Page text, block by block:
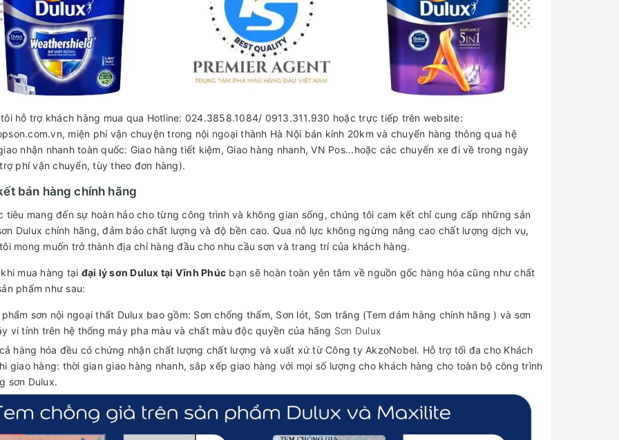
hỗ trợ khách hàng mua qua Hotline: 024.3858.1084/ 0913.311.930 hoặc trực tiếp trên website:
miện phí vận chuyện trong nội ngoại thành Hà Nội bán kính 20km và chuyển hàng thông qua hệ
nhận nhanh toàn quốc: Giao hàng tiết kiệm, Giao hàng nhanh, VN Pos...hoặc các chuyến xe đi về trong ngày
phí vận chuyển, tùy theo đơn hàng).
bán hàng chính hãng
tiêu mang đến sự hoàn hảo cho từng công trình và không gian sống, chúng tôi cam kết chỉ cung cấp những sản
Dulux chính hãng, đảm bảo chất lượng và độ bền cao. Qua nỗ lực không ngừng nâng cao chất lượng dịch vụ,
mong muốn trở thành địa chỉ hàng đầu cho nhu cầu sơn và trang trí của khách hàng.
mua hàng tại đại lý sơn Dulux tại Vĩnh Phúc bạn sẽ hoàn toàn yên tâm về nguồn gốc hàng hóa cũng như chất
phẩm như sau:
phẩm sơn nội ngoại thất Dulux bao gồm: Sơn chống thấm, Sơn lót, Sơn trắng (Tem dám hàng chính hãng ) và sơn
vi tính trên hệ thống máy pha màu và chất màu độc quyền của hãng Sơn Dulux
hàng hóa đều có chứng nhận chất lượng chất lượng và xuất xứ từ Công ty AkzoNobel. Hỗ trợ tối đa cho Khách
giao hàng: thời gian giao hàng nhanh, sắp xếp giao hàng với mọi số lượng cho khách hàng cho toàn bộ công trình
sơn Dulux.